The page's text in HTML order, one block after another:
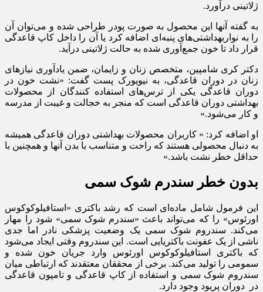
ژلاتینی درآورد.
به گفته آنها این محصول به صورت پودر طراحی شده و می‌توان آن
را به نواربهداشتی‌های پنبه‌ای اضافه کرد یا آن را داخل کاپ قاعدگی
قرار داد تا خون جمع‌آوری شده به حالت ژلاتینی درآید.
دکتر کری شامپین، متخصص زنان و زایمان، ضمن یادآوری نیازهای
زنان در دوران قاعدگی، به نیویورک پست گفت: «نشت خون در
دوران قاعدگی یکی از ترس‌های استفاده کنندگان از محصولات
بهداشتی دوران قاعدگی است که منجر به خجالت و غیبت از مدرسه
و کار می‌شود.»
او اضافه کرد: « کاربران محصولات بهداشتی دوران قاعدگی همیشه
به دنبال محصولی هستند که راحت و متناسب با بدن آنها و همچنین با
حداقل خطر نشت باشد.»
بدون خطر سندرم شوک سمی
این فرمول شامل ماده‌ای است که رشد باکتری «استافیلوکوکوس
اورئوس» را که می‌تواند باعث «سندرم شوک سمی» شود را مهار
می‌کند. سندروم شوک سمی یک وضعیت پزشکی نادر اما جدی
ناشی از یک عفونت باکتریایی است. این سندروم وقتی ایجاد می‌شود
که باکتری استافیلوکوکوس اورئوس وارد جریان خون شده و
سمومی را تولید می‌کند. برخی از محققان معتقدند که ارتباطی میان
سندروم شوک سمی و استفاده از کاپ‌ قاعدگی و تامپون قاعدگی
در دوران پریود وجود دارد.